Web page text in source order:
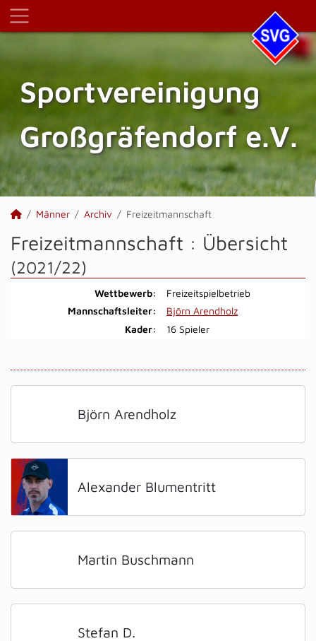
Sportvereinigung
Großgräfendorf e.V.
Männer Archiv Freizeitmannschaft
Freizeitmannschaft : Übersicht
(2021/22)
Wettbewerb:
Freizeitspielbetrieb
Mannschaftsleiter:
Björn Arendholz
Kader:
16 Spieler
Björn Arendholz
Alexander Blumentritt
Martin Buschmann
Stefan D.